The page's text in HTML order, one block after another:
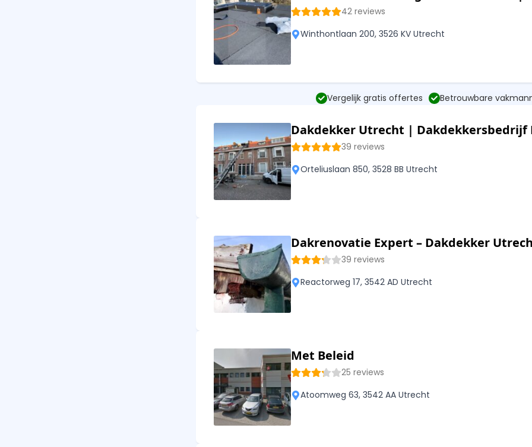
42 reviews
Winthontlaan 200, 3526 KV Utrecht
Vergelijk gratis offertes Betrouwbare
Dakdekker Utrecht | Dakdekkersbedrijf
39 reviews
Orteliuslaan 850, 3528 BB Utrecht
Dakrenovatie Expert – Dakdekker
39 reviews
Reactorweg 17, 3542 AD Utrecht
Met Beleid
25 reviews
Atoomweg 63, 3542 AA Utrecht